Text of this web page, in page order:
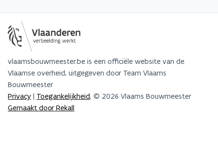
vlaamsbouwmeester.be is een officiële website van de
Vlaamse overheid, uitgegeven door Team Vlaams
Bouwmeester
Privacy | Toegankelijkheid, © 2026 Vlaams Bouwmeester
Gemaakt door Rekall